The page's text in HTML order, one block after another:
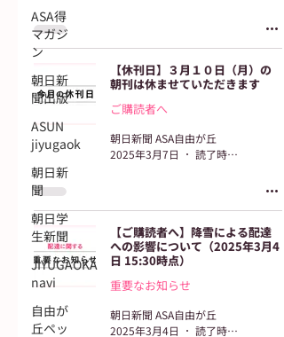
ASA得
マガジ
ン
朝日新
聞出版
ASUN
jiyugaok
朝日新
聞
朝日学
生新聞
JIYUGAOKA
navi
自由が
丘ペッ
【休刊日】３月１０日（月）の
朝刊は休ませていただきます
ご購読者へ
朝日新聞 ASA自由が丘
2025年3月7日
読了時間: 2分
【ご購読者へ】降雪による配達
への影響について（2025年3月4
日 15:30時点）
重要なお知らせ
朝日新聞 ASA自由が丘
2025年3月4日
読了時間: 1分